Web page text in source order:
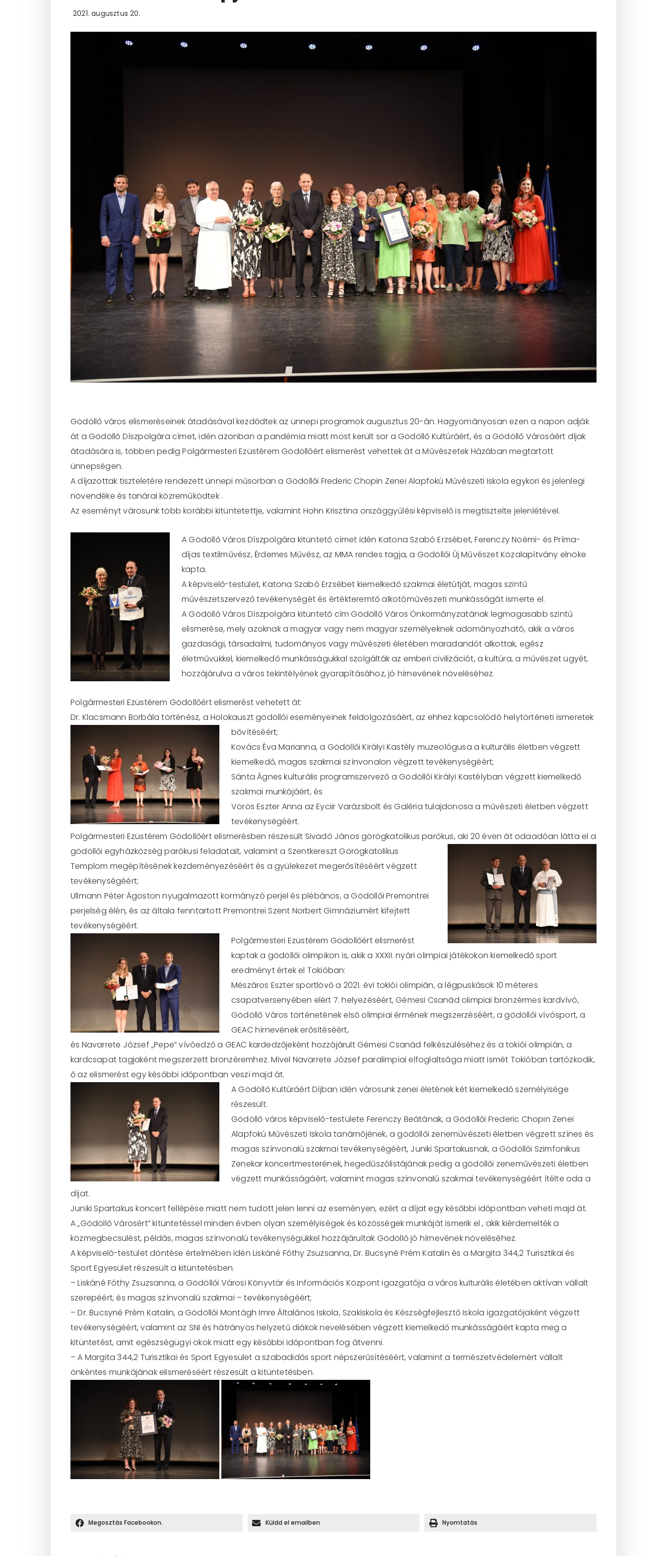
2021. augusztus 20.
Gödöllő város elismeréseinek átadásával kezdődtek az ünnepi programok augusztus 20-án. Hagyományosan ezen a napon adják
át a Gödöllő Díszpolgára címet, idén azonban a pandémia miatt most került sor a Gödöllő Kultúráért, és a Gödöllő Városáért díjak
átadására is, többen pedig Polgármesteri Ezüstérem Gödöllőért elismerést vehettek át a Művészetek Házában megtartott
ünnepségen.
A díjazottak tiszteletére rendezett ünnepi műsorban a Gödöllői Frederic Chopin Zenei Alapfokú Művészeti Iskola egykori és jelenlegi
növendéke és tanárai közreműködtek .
Az eseményt városunk több korábbi kitüntetettje, valamint Hohn Krisztina országgyűlési képviselő is megtisztelte jelenlétével.
A Gödöllő Város Díszpolgára kitüntető címet idén Katona Szabó Erzsébet, Ferenczy Noémi- és Príma-
díjas textilművész, Érdemes Művész, az MMA rendes tagja, a Gödöllői Új Művészet Közalapítvány elnöke
kapta.
A képviselő-testület, Katona Szabó Erzsébet kiemelkedő szakmai életútját, magas szintű
művészetszervező tevékenységét és értékteremtő alkotóművészeti munkásságát ismerte el.
A Gödöllő Város Díszpolgára kitüntető cím Gödöllő Város Önkormányzatának legmagasabb szintű
elismerése, mely azoknak a magyar vagy nem magyar személyeknek adományozható, akik a város
gazdasági, társadalmi, tudományos vagy művészeti életében maradandót alkottak, egész
életművükkel, kiemelkedő munkásságukkal szolgálták az emberi civilizációt, a kultúra, a művészet ügyét,
hozzájárulva a város tekintélyének gyarapításához, jó hírnevének növeléséhez.
Polgármesteri Ezüstérem Gödöllőért elismerést vehetett át:
Dr. Klacsmann Borbála történész, a Holokauszt gödöllői eseményeinek feldolgozásáért, az ehhez kapcsolódó helytörténeti ismeretek
bővítéséért;
Kovács Éva Marianna, a Gödöllői Királyi Kastély muzeológusa a kulturális életben végzett
kiemelkedő, magas szakmai színvonalon végzett tevékenységéért;
Sánta Ágnes kulturális programszervező a Gödöllői Királyi Kastélyban végzett kiemelkedő
szakmai munkájáért, és
Vörös Eszter Anna az Eyciir Varázsbolt és Galéria tulajdonosa a művészeti életben végzett
tevékenységéért.
Polgármesteri Ezüstérem Gödöllőért elismerésben részesült Sivadó János görögkatolikus parókus, aki 20 éven átodaadóan látta el a
gödöllői egyházközség parókusi feladatait, valamint a Szentkereszt Görögkatolikus
Templom megépítésének kezdeményezéséért és a gyülekezet megerősítéséért végzett
tevékenységéért;
Ullmann Péter Ágoston nyugalmazott kormányzó perjel és plébános, a Gödöllői Premontrei
perjelség élén, és az általa fenntartott Premontrei Szent Norbert Gimnáziumért kifejtett
tevékenységéért.
Polgármesteri Ezüstérem Gödöllőért elismerést
kaptak a gödöllői olimpikon is, akik a XXXII. nyári olimpiai játékokon kiemelkedő sport
eredményt értek el Tokióban:
Mészáros Eszter sportlövő a 2021. évi tokiói olimpián, a légpuskások 10 méteres
csapatversenyében elért 7. helyezéséért, Gémesi Csanád olimpiai bronzérmes kardvívó,
Gödöllő Város történetének első olimpiai érmének megszerzéséért, a gödöllői vívósport, a
GEAC hírnevének erősítéséért,
és Navarrete József „Pepe” vívóedző a GEAC kardedzőjeként hozzájárult Gémesi Csanád felkészüléséhez és a tokiói olimpián, a
kardcsapat tagjaként megszerzett bronzéremhez. Mivel Navarrete József paralimpiai elfoglaltsága miatt ismét Tokióban tartózkodik,
ő az elismerést egy későbbi időpontban veszi majd át.
A Gödöllő Kultúráért Díjban idén városunk zenei életének két kiemelkedő személyisége
részesült.
Gödöllő város képviselő-testülete Ferenczy Beátának, a Gödöllői Frederic Chopin Zenei
Alapfokú Művészeti Iskola tanárnőjének, a gödöllői zeneművészeti életben végzett színes és
magas színvonalú szakmai tevékenységéért, Juniki Spartakusnak, a Gödöllői Szimfonikus
Zenekar koncertmesterének, hegedűszólistájának pedig a gödöllői zeneművészeti életben
végzett munkásságáért, valamint magas színvonalú szakmai tevékenységéért ítélte oda a
díjat.
Juniki Spartakus koncert fellépése miatt nem tudott jelen lenni az eseményen, ezért a díjat egy későbbi időpontban veheti majd át.
A „Gödöllő Városért” kitüntetéssel minden évben olyan személyiségek és közösségek munkáját ismerik el , akik kiérdemelték a
közmegbecsülést, példás, magas színvonalú tevékenységükkel hozzájárultak Gödöllő jó hírnevének növeléséhez.
A képviselő-testület döntése értelmében idén Liskáné Fóthy Zsuzsanna, Dr. Bucsyné Prém Katalin és a Margita 344,2 Turisztikai és
Sport Egyesület részesült a kitüntetésben.
– Liskáné Fóthy Zsuzsanna, a Gödöllői Városi Könyvtár és Információs Központ igazgatója a város kulturális életében aktívan vállalt
szerepéért, és magas színvonalú szakmai – tevékenységéért;
– Dr. Bucsyné Prém Katalin, a Gödöllői Montágh Imre Általános Iskola, Szakiskola és Készségfejlesztő Iskola igazgatójaként végzett
tevékenységéért, valamint az SNI és hátrányos helyzetű diákok nevelésében végzett kiemelkedő munkásságáért kapta meg a
kitüntetést, amit egészségügyi okok miatt egy későbbi időpontban fog átvenni.
– A Margita 344,2 Turisztikai és Sport Egyesület a szabadidős sport népszerűsítéséért, valamint a természetvédelemért vállalt
önkéntes munkájának elismeréséért részesült a kitüntetésben.
Megosztás Facebookon. Küldd el emailben Nyomtatás